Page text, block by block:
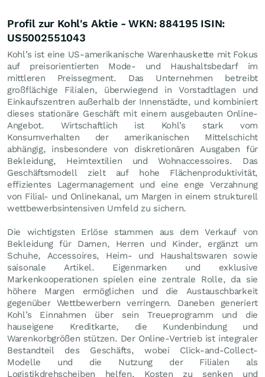
Profil zur Kohl's Aktie - WKN: 884195 ISIN:
US5002551043
Kohl’s ist eine US-amerikanische Warenhauskette mit Fokus
auf preisorientierten Mode- und Haushaltsbedarf im
mittleren Preissegment. Das Unternehmen betreibt
großflächige Filialen, überwiegend in Vorstadtlagen und
Einkaufszentren außerhalb der Innenstädte, und kombiniert
dieses stationäre Geschäft mit einem ausgebauten Online-
Angebot. Wirtschaftlich ist Kohl’s stark vom
Konsumverhalten der amerikanischen Mittelschicht
abhängig, insbesondere von diskretionären Ausgaben für
Bekleidung, Heimtextilien und Wohnaccessoires. Das
Geschäftsmodell zielt auf hohe Flächenproduktivität,
effizientes Lagermanagement und eine enge Verzahnung
von Filial- und Onlinekanal, um Margen in einem strukturell
wettbewerbsintensiven Umfeld zu sichern.
Die wichtigsten Erlöse stammen aus dem Verkauf von
Bekleidung für Damen, Herren und Kinder, ergänzt um
Schuhe, Accessoires, Heim- und Haushaltswaren sowie
saisonale Artikel. Eigenmarken und exklusive
Markenkooperationen spielen eine zentrale Rolle, da sie
höhere Margen ermöglichen und die Austauschbarkeit
gegenüber Wettbewerbern verringern. Daneben generiert
Kohl’s Einnahmen über sein Treueprogramm und die
hauseigene Kreditkarte, die Kundenbindung und
Warenkorbgrößen stützen. Der Online-Vertrieb ist integraler
Bestandteil des Geschäfts, wobei Click-and-Collect-
Modelle und die Nutzung der Filialen als
Logistikdrehscheiben helfen, Kosten zu senken und